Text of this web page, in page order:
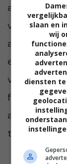
als je een
van
aanvoelt
een hekel
vinden
formule.
tegen de
slaan en
wij
diensten